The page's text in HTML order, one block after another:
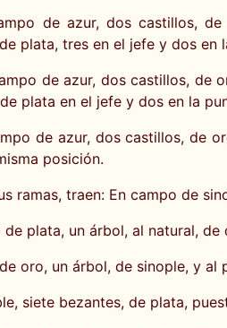
de azur, dos castillos,
plata, tres en el jefe y dos en
de azur, dos castillos,
plata en el jefe y dos en la
de azur, dos castillos, de
posición.
ramas, traen: En campo de
plata, un árbol, al natural,
oro, un árbol, de sinople, y
siete bezantes, de plata,